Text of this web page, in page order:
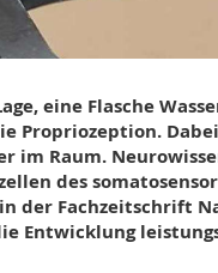
eine Flasche
Propriozeption.
im Raum.
des
der Fachzeitschrift
Entwicklung